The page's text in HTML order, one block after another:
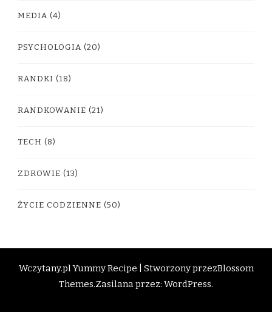
MEDIA (4)
PSYCHOLOGIA (20)
RANDKI (18)
RANDKOWANIE (21)
TECH (8)
ZDROWIE (13)
ŻYCIE CODZIENNE (50)
Wczytany.plYummy Recipe | Stworzony przezBlossom
Themes.Zasilana przez: WordPress.